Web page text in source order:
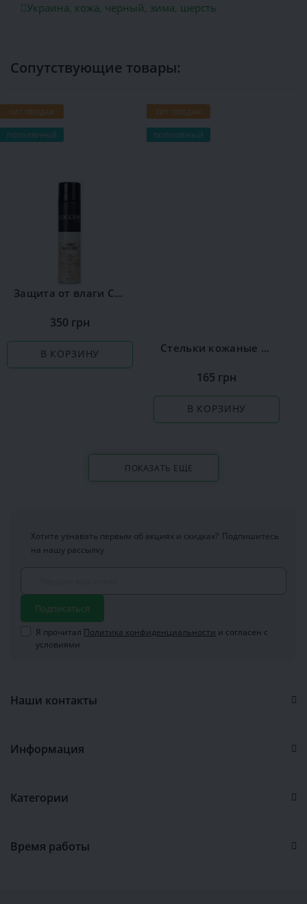
Украина, кожа, черный, зима, шерсть
Сопутствующие товары:
ХИТ ПРОДАЖ
ПОПУЛЯРНЫЙ
Защита от влаги Сoccine
350 грн
В КОРЗИНУ
ХИТ ПРОДАЖ
ПОПУЛЯРНЫЙ
Стельки кожаные Coccine Leather on Latex
165 грн
В КОРЗИНУ
ПОКАЗАТЬ ЕЩЕ
Хотите узнавать первым об акциях и скидках? Подпишитесь
на нашу рассылку
Подписаться
Я прочитал Политика конфиденциальности и согласен с
условиями
Наши контакты
Информация
Категории
Время работы